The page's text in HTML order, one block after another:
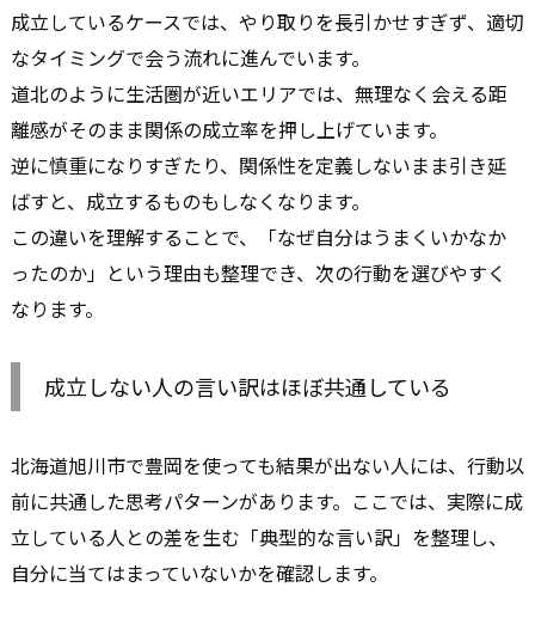
成立しているケースでは、やり取りを長引かせすぎず、適切
なタイミングで会う流れに進んでいます。
道北のように生活圏が近いエリアでは、無理なく会える距
離感がそのまま関係の成立率を押し上げています。
逆に慎重になりすぎたり、関係性を定義しないまま引き延
ばすと、成立するものもしなくなります。
この違いを理解することで、「なぜ自分はうまくいかなか
ったのか」という理由も整理でき、次の行動を選びやすく
なります。
成立しない人の言い訳はほぼ共通している
北海道旭川市で豊岡を使っても結果が出ない人には、行動以
前に共通した思考パターンがあります。ここでは、実際に成
立している人との差を生む「典型的な言い訳」を整理し、
自分に当てはまっていないかを確認します。